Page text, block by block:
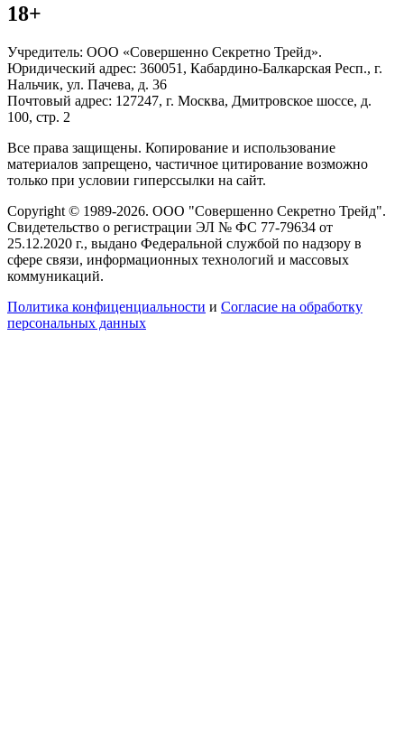
18+
Учредитель: ООО «Совершенно Секретно Трейд».
Юридический адрес: 360051, Кабардино-Балкарская Респ., г.
Нальчик, ул. Пачева, д. 36
Почтовый адрес: 127247, г. Москва, Дмитровское шоссе, д.
100, стр. 2
Все права защищены. Копирование и использование
материалов запрещено, частичное цитирование возможно
только при условии гиперссылки на сайт.
Copyright © 1989-2026. ООО "Совершенно Секретно Трейд".
Свидетельство о регистрации ЭЛ № ФС 77-79634 от
25.12.2020 г., выдано Федеральной службой по надзору в
сфере связи, информационных технологий и массовых
коммуникаций.
Политика конфиценциальности и Согласие на обработку
персональных данных